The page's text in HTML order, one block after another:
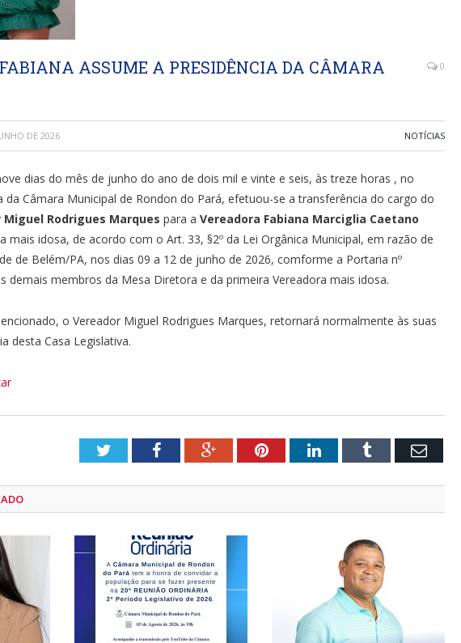
ASSUME A PRESIDÊNCIA DA CÂMARA
0
DE 2026 NOTÍCIAS
dias do mês de junho do ano de dois mil e vinte e seis, às treze horas , no
da Câmara Municipal de Rondon do Pará, efetuou-se a transferência do cargo do
Rodrigues Marques para a Vereadora Fabiana Marciglia Caetano
mais idosa, de acordo com o Art. 33, §2º da Lei Orgânica Municipal, em razão de
de Belém/PA, nos dias 09 a 12 de junho de 2026, comforme a Portaria nº
demais membros da Mesa Diretora e da primeira Vereadora mais idosa.
o Vereador Miguel Rodrigues Marques, retornará normalmente às suas
desta Casa Legislativa.
TwitterFacebookGoogle+PinterestLinkedInTumblr Email